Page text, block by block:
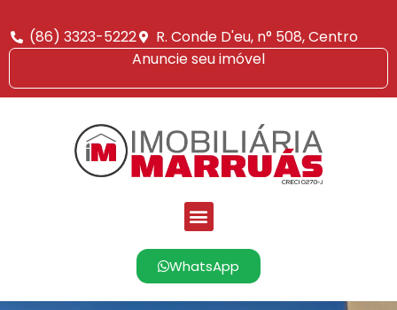
(86) 3323-5222
R. Conde D'eu, n° 508, Centro
Anuncie seu imóvel
WhatsApp